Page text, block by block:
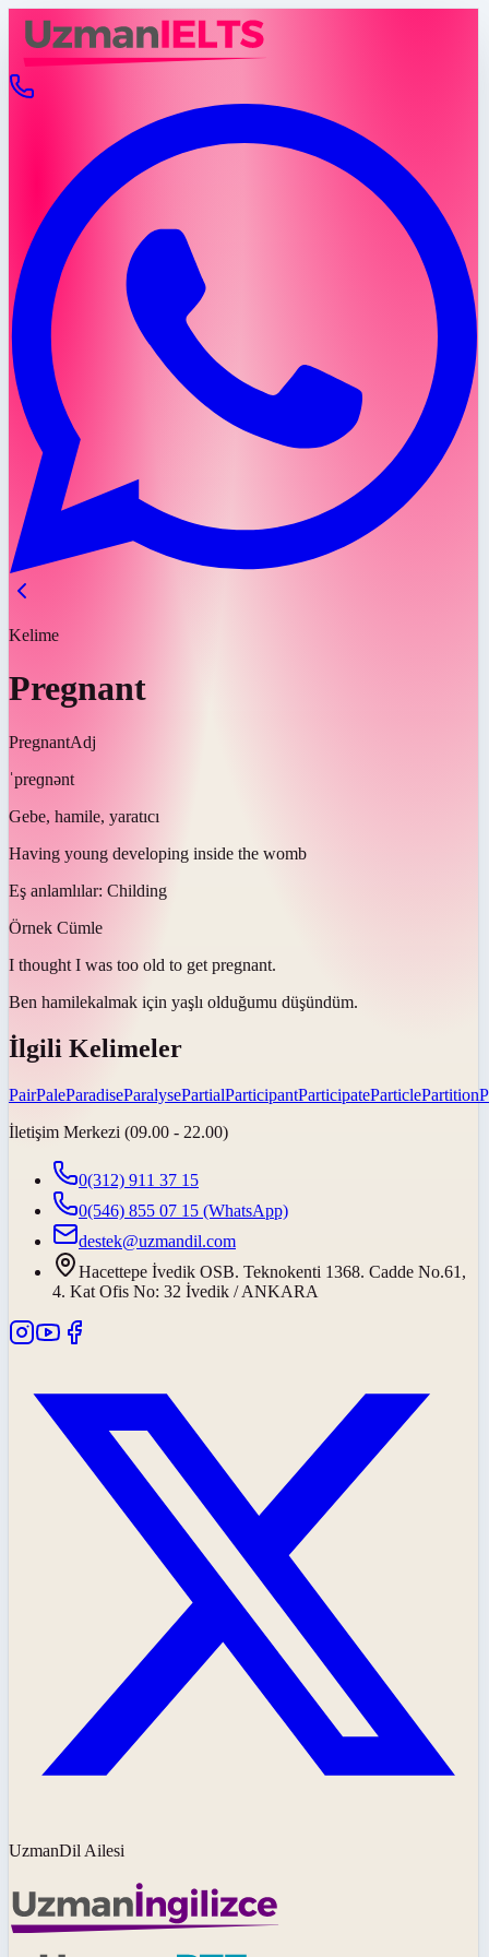
Kelime
Pregnant
PregnantAdj
ˈpreɡnənt
Gebe, hamile, yaratıcı
Having young developing inside the womb
Eş anlamlılar: Childing
Örnek Cümle
I thought I was too old to get pregnant.
Ben hamilekalmak için yaşlı olduğumu düşündüm.
İlgili Kelimeler
PairPaleParadiseParalysePartialParticipantParticipateParticlePartition
İletişim Merkezi (09.00 - 22.00)
0(312) 911 37 15
0(546) 855 07 15 (WhatsApp)
destek@uzmandil.com
Hacettepe İvedik OSB. Teknokenti 1368. Cadde No.61,
4. Kat Ofis No: 32 İvedik / ANKARA
UzmanDil Ailesi